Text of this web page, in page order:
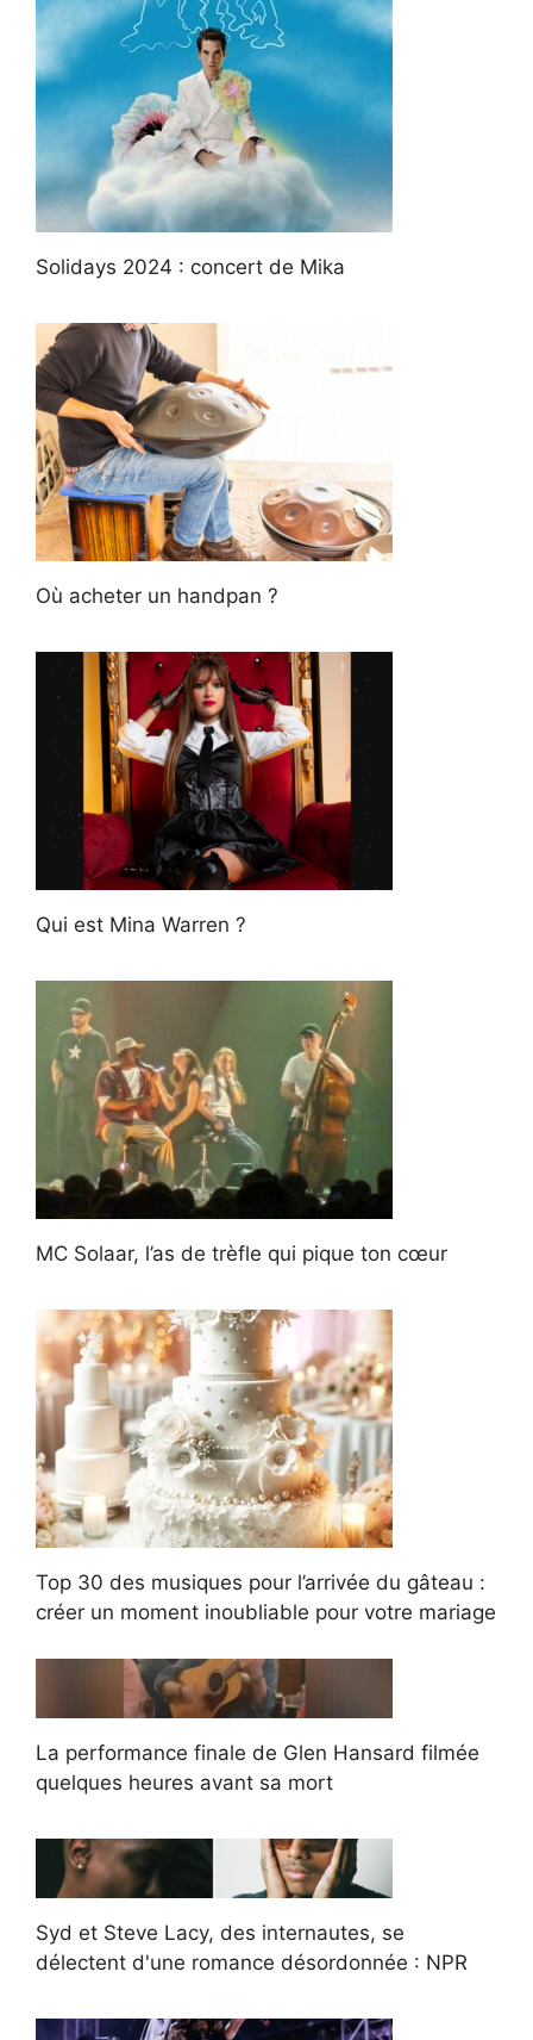
Solidays 2024 : concert de Mika
Où acheter un handpan ?
Qui est Mina Warren ?
MC Solaar, l’as de trèfle qui pique ton cœur
Top 30 des musiques pour l’arrivée du gâteau :
créer un moment inoubliable pour votre mariage
La performance finale de Glen Hansard filmée
quelques heures avant sa mort
Syd et Steve Lacy, des internautes, se
délectent d'une romance désordonnée : NPR